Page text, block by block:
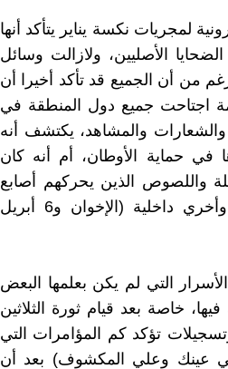
لمجريات نكسة يناير يتأكد أنها
الأصليين، ولازالت وسائل
من أن الجميع قد تأكد أخيرا أن
اجتاحت جميع دول المنطقة في
والمشاهد، يكتشف أنه
في حماية الأوطان، أم أنه كان
واللصوص الذين يحركهم أصابع
خارجية (مخابرات أمريكا وإسرائيل وغيرهما) وأخري داخلية (الإخوان و6 أبريل
التي لم يكن بعلمها البعض
خاصة بعد قيام ثورة الثلاثين
تؤكد كم المؤامرات التي
عينك وعلي المكشوف) بعد أن